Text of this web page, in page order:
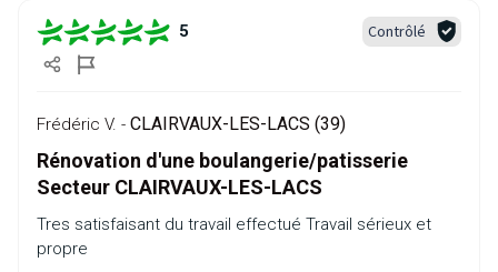
5 Contrôlé
Frédéric V. - CLAIRVAUX-LES-LACS (39)
Rénovation d'une boulangerie/patisserie
Secteur CLAIRVAUX-LES-LACS
Tres satisfaisant du travail effectué Travail sérieux et
propre